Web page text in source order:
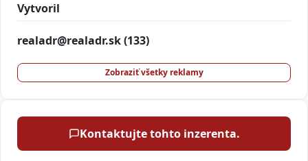
Vytvoril
realadr@realadr.sk(133)
Zobraziť všetky reklamy
Kontaktujte tohto inzerenta.